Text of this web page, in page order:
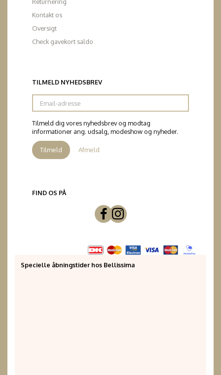
Kontakt os
Oversigt
Check gavekort saldo
TILMELD NYHEDSBREV
Email-
adresse
Tilmeld dig vores nyhedsbrev og modtag
informationer ang. udsalg, modeshow og nyheder.
Tilmeld Afmeld
FIND OS PÅ
Specielle åbningstider hos Bellissima